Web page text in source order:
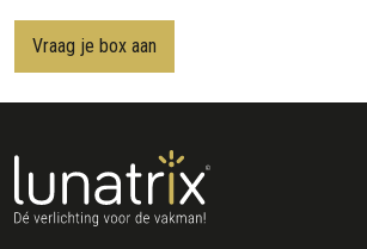
Vraag je box aan